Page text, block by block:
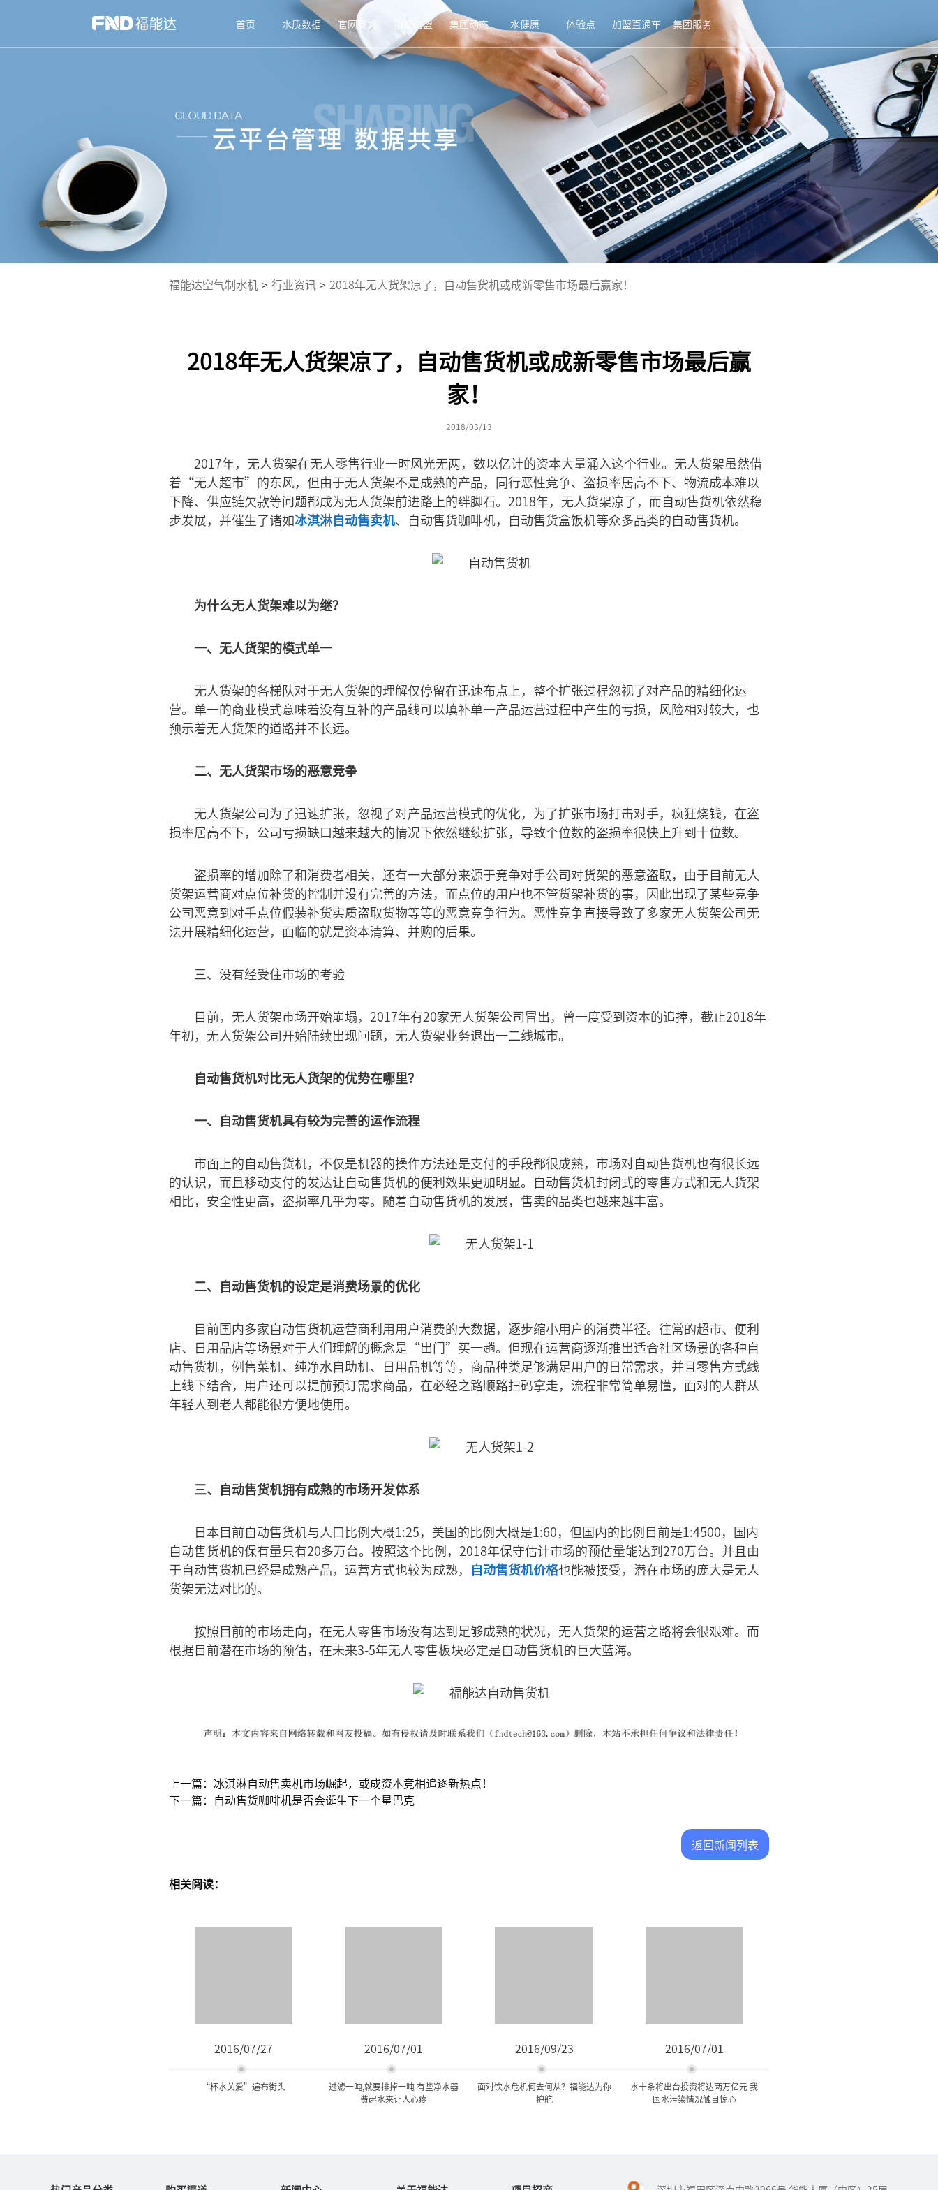
首页 水质数据 官网商城 招商加盟 集团动态 水健康 体验点 加盟直通车 集团服务
福能达空气制水机 > 行业资讯 > 2018年无人货架凉了，自动售货机或成新零售市场最后赢家！
2018年无人货架凉了，自动售货机或成新零售市场最后赢
家！
2018/03/13
2017年，无人货架在无人零售行业一时风光无两，数以亿计的资本大量涌入这个行业。无人货架虽然借
着“无人超市”的东风，但由于无人货架不是成熟的产品，同行恶性竞争、盗损率居高不下、物流成本难以
下降、供应链欠款等问题都成为无人货架前进路上的绊脚石。2018年，无人货架凉了，而自动售货机依然稳
步发展，并催生了诸如冰淇淋自动售卖机、自动售货咖啡机，自动售货盒饭机等众多品类的自动售货机。
为什么无人货架难以为继？
一、无人货架的模式单一
无人货架的各梯队对于无人货架的理解仅停留在迅速布点上，整个扩张过程忽视了对产品的精细化运
营。单一的商业模式意味着没有互补的产品线可以填补单一产品运营过程中产生的亏损，风险相对较大，也
预示着无人货架的道路并不长远。
二、无人货架市场的恶意竞争
无人货架公司为了迅速扩张，忽视了对产品运营模式的优化，为了扩张市场打击对手，疯狂烧钱，在盗
损率居高不下，公司亏损缺口越来越大的情况下依然继续扩张，导致个位数的盗损率很快上升到十位数。
盗损率的增加除了和消费者相关，还有一大部分来源于竞争对手公司对货架的恶意盗取，由于目前无人
货架运营商对点位补货的控制并没有完善的方法，而点位的用户也不管货架补货的事，因此出现了某些竞争
公司恶意到对手点位假装补货实质盗取货物等等的恶意竞争行为。恶性竞争直接导致了多家无人货架公司无
法开展精细化运营，面临的就是资本清算、并购的后果。
三、没有经受住市场的考验
目前，无人货架市场开始崩塌，2017年有20家无人货架公司冒出，曾一度受到资本的追捧，截止2018年
年初，无人货架公司开始陆续出现问题，无人货架业务退出一二线城市。
自动售货机对比无人货架的优势在哪里？
一、自动售货机具有较为完善的运作流程
市面上的自动售货机，不仅是机器的操作方法还是支付的手段都很成熟，市场对自动售货机也有很长远
的认识，而且移动支付的发达让自动售货机的便利效果更加明显。自动售货机封闭式的零售方式和无人货架
相比，安全性更高，盗损率几乎为零。随着自动售货机的发展，售卖的品类也越来越丰富。
二、自动售货机的设定是消费场景的优化
目前国内多家自动售货机运营商利用用户消费的大数据，逐步缩小用户的消费半径。往常的超市、便利
店、日用品店等场景对于人们理解的概念是“出门”买一趟。但现在运营商逐渐推出适合社区场景的各种自
动售货机，例售菜机、纯净水自助机、日用品机等等，商品种类足够满足用户的日常需求，并且零售方式线
上线下结合，用户还可以提前预订需求商品，在必经之路顺路扫码拿走，流程非常简单易懂，面对的人群从
年轻人到老人都能很方便地使用。
三、自动售货机拥有成熟的市场开发体系
日本目前自动售货机与人口比例大概1:25，美国的比例大概是1:60，但国内的比例目前是1:4500，国内
自动售货机的保有量只有20多万台。按照这个比例，2018年保守估计市场的预估量能达到270万台。并且由
于自动售货机已经是成熟产品，运营方式也较为成熟， 自动售货机价格也能被接受，潜在市场的庞大是无人
货架无法对比的。
按照目前的市场走向，在无人零售市场没有达到足够成熟的状况，无人货架的运营之路将会很艰难。而
根据目前潜在市场的预估，在未来3-5年无人零售板块必定是自动售货机的巨大蓝海。
上一篇：冰淇淋自动售卖机市场崛起，或成资本竞相追逐新热点！
下一篇：自动售货咖啡机是否会诞生下一个星巴克
返回新闻列表
相关阅读：
2016/07/27
“杯水关爱”遍布街头
2016/07/01
过滤一吨,就要排掉一吨 有些净水器
费起水来让人心疼
2016/09/23
面对饮水危机何去何从？福能达为你
护航
2016/07/01
水十条将出台投资将达两万亿元 我
国水污染情况触目惊心